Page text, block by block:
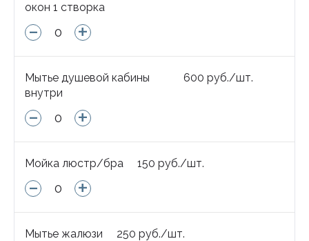
окон 1 створка
- +
Мытье душевой кабины
внутри
600 руб./шт.
- +
Мойка люстр/бра 150 руб./шт.
- +
Мытье жалюзи 250 руб./шт.